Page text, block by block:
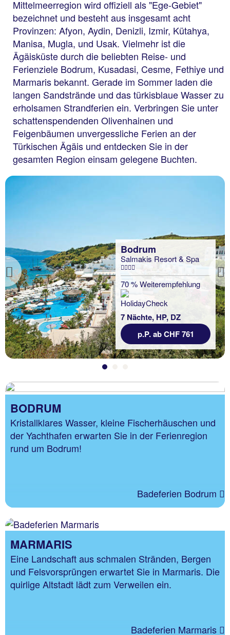
Mittelmeerregion wird offiziell als "Ege-Gebiet"
bezeichnet und besteht aus insgesamt acht
Provinzen: Afyon, Aydin, Denizli, Izmir, Kütahya,
Manisa, Mugla, und Usak. Vielmehr ist die
Ägäisküste durch die beliebten Reise- und
Ferienziele Bodrum, Kusadasi, Cesme, Fethiye und
Marmaris bekannt. Gerade im Sommer laden die
langen Sandstrände und das türkisblaue Wasser zu
erholsamen Strandferien ein. Verbringen Sie unter
schattenspendenden Olivenhainen und
Feigenbäumen unvergessliche Ferien an der
Türkischen Ägäis und entdecken Sie in der
gesamten Region einsam gelegene Buchten.
Previous
Bodrum
Salmakis Resort & Spa
70 % Weiterempfehlung
7 Nächte, HP, DZ
p.P. ab CHF 761
BODRUM
Kristallklares Wasser, kleine Fischerhäuschen und
der Yachthafen erwarten Sie in der Ferienregion
rund um Bodrum!
Badeferien Bodrum
MARMARIS
Eine Landschaft aus schmalen Stränden, Bergen
und Felsvorsprüngen erwartet Sie in Marmaris. Die
quirlige Altstadt lädt zum Verweilen ein.
Badeferien Marmaris